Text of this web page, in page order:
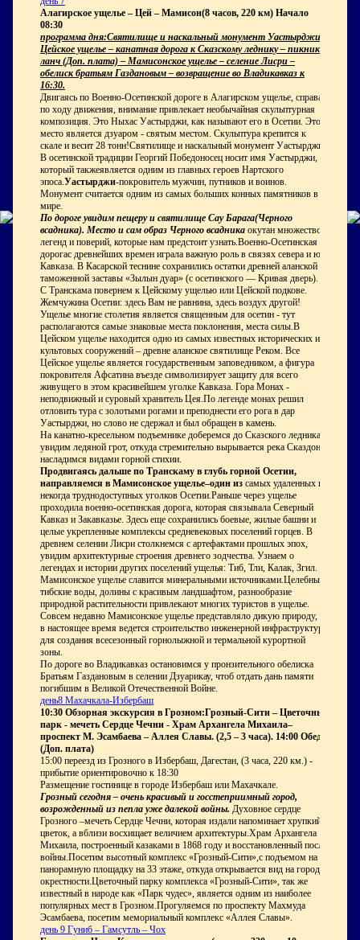
Алагирское ущелье – Цей – Мамисон(8 часов, 220 км) Начало
08:30
программа дня:Святилище и наскальный монумент Уастырджи –
Цейское ущелье – канатная дорога к Сказскому леднику – пикник-
ланч (Доп. плата) – Мамисонское ущелье – селение Лисри –
обелиск братьям Газдановым – возвращение во Владикавказ к
16:30.
Двигаясь по Военно-Осетинской дороге в Алагирском ущелье, справа
по ходу движения, внимание привлекает необычайная скульптурная
композиция. Это Ныхас Уастырджи, как называют его в Осетии. Это
место является дзуаром - святым местом. Скульптура крепится к
скале и весит 28 тонн!Святилище и наскальный монумент Уастырджи.
В осетинской традиции Георгий Победоносец носит имя Уастырджи,
который такжеявляется одним из главных героев Нартского
эпоса. Уастырджи-покровитель мужчин, путников и воинов.
Монумент считается одним из самых больших конных памятников в
мире.
По дороге увидим пещеру и святилище Сау Барага(Черного
всадника). Место и сам образ Черного всадника окутан множеством
легенд и поверий, которые нам предстоит узнать.Военно-Осетинская
дорогас древнейших времен играла важную роль в связях севера и юга
Кавказа. В Касарской теснине сохранились остатки древней аланской
таможенной заставы «Зылын дуар» (с осетинского — Кривая дверь).
С Транскама повернем к Цейскому ущелью или Цейской подкове.
Жемчужина Осетии: здесь Вам не равнина, здесь воздух другой!
Ущелье многие столетия является священным для осетин - тут
располагаются самые знаковые места поклонения, места силы.В
Цейском ущелье находится одно из самых известных исторических и
культовых сооружений – древне аланское святилище Реком. Все
Цейское ущелье является государственным заповедником, а фигура
покровителя Афсатина въезде символизирует защиту для всего
живущего в этом красивейшем уголке Кавказа. Гора Монах -
неподвижный и суровый хранитель Цея.По легенде монах решил
отловить тура с золотыми рогами и преподнести его рога в дар
Уастырджи, но слово не сдержал и был обращен в камень.
На канатно-кресельном подъемнике доберемся до Сказского ледника,
увидим ледяной грот, откуда стремительно вырывается река Сказдон,
насладимся видами горной стихии.
Продвигаясь дальше по Транскаму в глубь горной Осетии,
направляемся в Мамисонское ущелье–один из самых удаленных и
некогда труднодоступных уголков Осетии.Раньше через ущелье
проходила военно-осетинская дорога, которая связывала Северный
Кавказ и Закавказье. Здесь еще сохранились боевые, жилые башни и
целые укрепленные комплексы средневековых поселений горцев. В
древнем селении Лисри столкнемся с артефактами прошлых эпох,
увидим архитектурные строения древнего зодчества. Узнаем о
легендах и истории других поселений ущелья: Тиб, Тли, Калак, Згил.
Мамисонское ущелье славится минеральными источниками.Целебные
тибские воды, долины с красивым ландшафтом, разнообразие
природной растительности привлекают многих туристов в ущелье.
Совсем недавно Мамисонское ущелье представляло дикую природу, но
в настоящее время ведется строительство инженерной инфраструктуры
для создания всесезонный горнолыжной и термальной курортной
зоны.
По дороге во Владикавказ остановимся у пронзительного обелиска
Братьям Газдановым в селении Дзуарикау, чтоб отдать дань памяти
погибшим в Великой Отечественной Войне.
день8 Махачкала-Избербаш
10:30 Обзорная экскурсия в Грозном:Грозный-Сити – Цветочный
парк - мечеть Сердце Чечни - Храм Архангела Михаила–
проспект М. Эсамбаева – Аллея Славы. (2,5 – 3 часа). 14:00 Обед.
(Доп. плата)
15:00 переезд из Грозного в Избербаш, Дагестан, (3 часа, 220 км.) -
прибытие ориентировочно к 18:30
Размещение гостинице в городе Избербаш или Махачкале.
Грозный сегодня – очень красивый и госстеприимный город,
возрожденный из пепла уже далекой войны. Духовное сердце
Грозного –мечеть Сердце Чечни, которая издали напоминает хрупкий
цветок, а вблизи восхищает величием архитектуры.Храм Архангела
Михаила, построенный казаками в 1868 году и восстановленный после
войны.Посетим высотный комплекс «Грозный-Сити»,с подъемом на
панорамную площадку на 33 этаже, откуда открывается вид на город и
окрестности.Цветочный парку комплекса «Грозный-Сити», так же
известный в народе как «Парк чудес», является одним из наиболее
популярных мест в Грозном.Прогуляемся по проспекту Махмуда
Эсамбаева, посетим мемориальный комплекс «Аллея Славы».
день 9 Гуниб – Гамсутль – Чох